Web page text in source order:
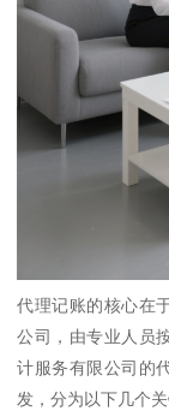
代理记账的核心在
公司，由专业人员
计服务有限公司的
发，分为以下几个关